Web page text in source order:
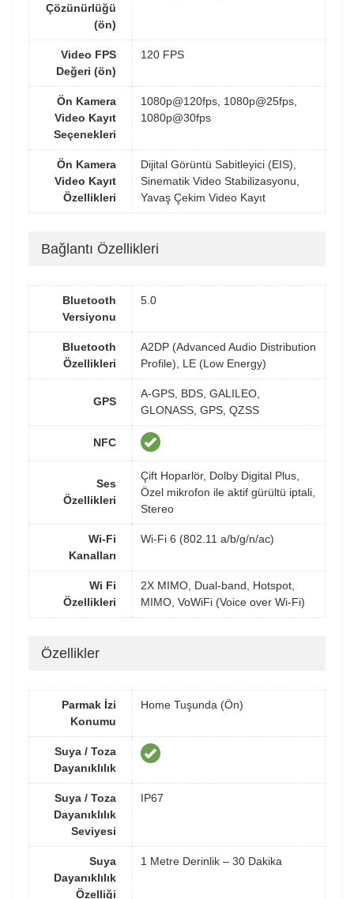
Çözünürlüğü
(ön)
Video FPS
Değeri (ön)
120 FPS
Ön Kamera
Video Kayıt
Seçenekleri
1080p@120fps, 1080p@25fps,
1080p@30fps
Ön Kamera
Video Kayıt
Özellikleri
Dijital Görüntü Sabitleyici (EIS),
Sinematik Video Stabilizasyonu,
Yavaş Çekim Video Kayıt
Bağlantı Özellikleri
Bluetooth
Versiyonu
5.0
Bluetooth
Özellikleri
A2DP (Advanced Audio Distribution
Profile), LE (Low Energy)
GPS
A-GPS, BDS, GALILEO,
GLONASS, GPS, QZSS
NFC
Ses
Özellikleri
Çift Hoparlör, Dolby Digital Plus,
Özel mikrofon ile aktif gürültü iptali,
Stereo
Wi-Fi
Kanalları
Wi-Fi 6 (802.11 a/b/g/n/ac)
Wi Fi
Özellikleri
2X MIMO, Dual-band, Hotspot,
MIMO, VoWiFi (Voice over Wi-Fi)
Özellikler
Parmak İzi
Konumu
Home Tuşunda (Ön)
Suya / Toza
Dayanıklılık
Suya / Toza
Dayanıklılık
Seviyesi
IP67
Suya
Dayanıklılık
Özelliği
1 Metre Derinlik – 30 Dakika